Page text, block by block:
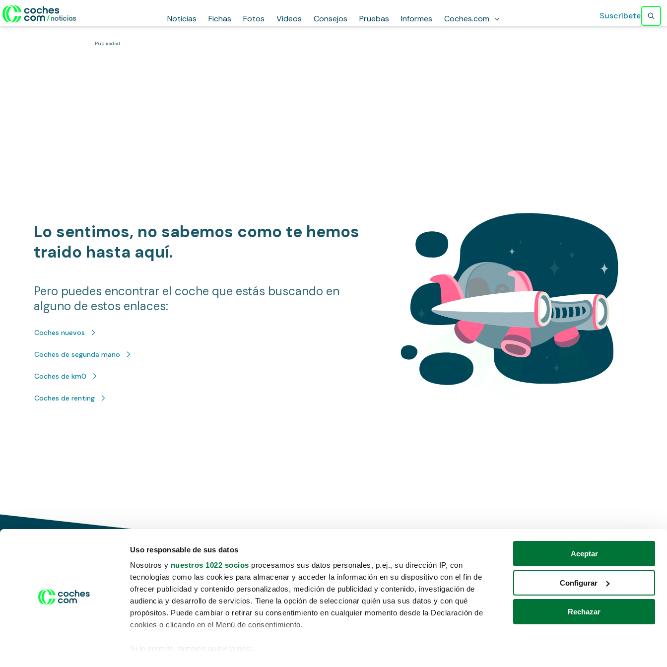
Uso responsable de sus datos
Nosotros y nuestros 1022 socios procesamos sus datos personales, p.ej., su dirección IP, con
tecnologías como las cookies para almacenar y acceder la información en su dispositivo con el fin de
ofrecer publicidad y contenido personalizados, medición de publicidad y contenido, investigación de
audiencia y desarrollo de servicios. Tiene la opción de seleccionar quién usa sus datos y con qué
propósitos. Puede cambiar o retirar su consentimiento en cualquier momento desde la Declaración de
cookies o clicando en el Menú de consentimiento.
Si lo permite, también quisiéramos:
Aceptar
Configurar
Rechazar
Noticias Fichas Fotos Vídeos Consejos Pruebas Informes Coches.com Suscríbete
Publicidad
Lo sentimos, no sabemos como te hemos
traido hasta aquí.
Pero puedes encontrar el coche que estás buscando en
alguno de estos enlaces:
Coches nuevos
Coches de segunda mano
Coches de km0
Coches de renting
Conduce tu futuro,
desata tu movilidad